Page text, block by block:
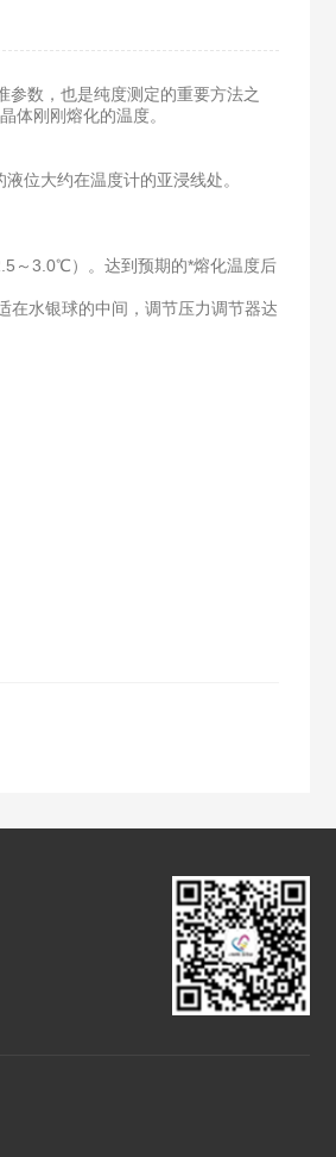
数，也是纯度测定的重要方法之
体刚刚熔化的温度。
位大约在温度计的亚浸线处。
～3.0℃）。达到预期的*熔化温度后
水银球的中间，调节压力调节器达